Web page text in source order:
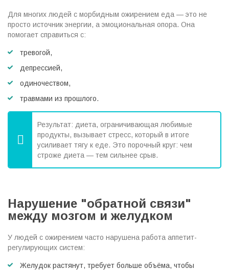
Для многих людей с морбидным ожирением еда — это не
просто источник энергии, а эмоциональная опора. Она
помогает справиться с:
тревогой,
депрессией,
одиночеством,
травмами из прошлого.
Результат: диета, ограничивающая любимые
продукты, вызывает стресс, который в итоге
усиливает тягу к еде. Это порочный круг: чем
строже диета — тем сильнее срыв.
Нарушение "обратной связи"
между мозгом и желудком
У людей с ожирением часто нарушена работа аппетит-
регулирующих систем:
Желудок растянут, требует больше объёма, чтобы